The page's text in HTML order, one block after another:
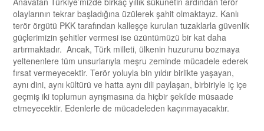
olaylarının tekrar başladığına üzülerek şahit olmaktayız. Kanlı
terör örgütü PKK tarafından kalleşçe kurulan tuzaklarla güvenlik
güçlerimizin şehitler vermesi ise üzüntümüzü bir kat daha
artırmaktadır. Ancak, Türk milleti, ülkenin huzurunu bozmaya
yeltenenlere tüm unsurlarıyla meşru zeminde mücadele ederek
fırsat vermeyecektir. Terör yoluyla bin yıldır birlikte yaşayan,
aynı dini, aynı kültürü ve hatta aynı dili paylaşan, birbiriyle iç içe
geçmiş iki toplumun ayrışmasına da hiçbir şekilde müsaade
etmeyecektir. Edenlerle de mücadeleden kaçınmayacaktır.